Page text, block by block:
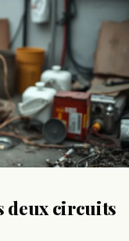
deux circuits